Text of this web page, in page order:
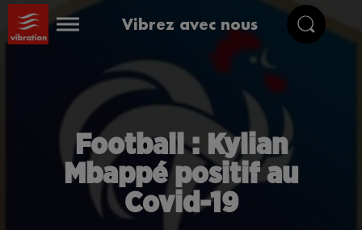
Vibrez avec nous
Football : Kylian
Mbappé positif au
Covid-19